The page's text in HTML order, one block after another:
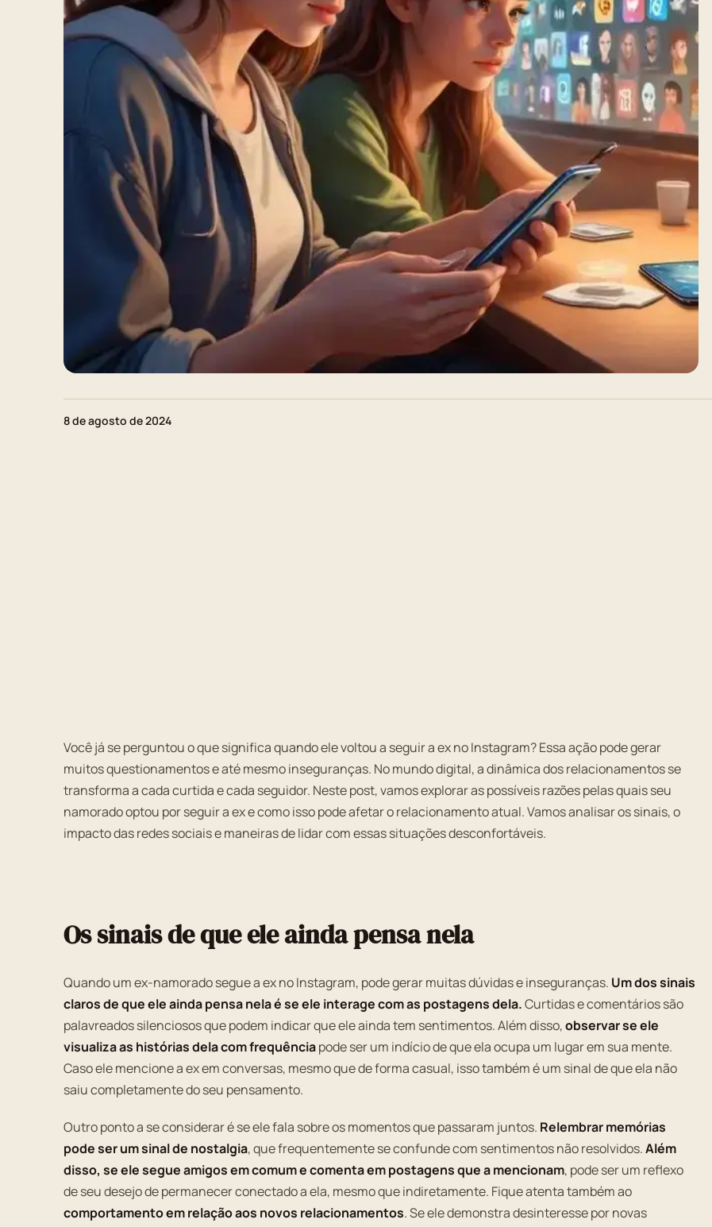
8 de agosto de 2024
Você já se perguntou o que significa quando ele voltou a seguir a ex no Instagram? Essa ação pode gerar
muitos questionamentos e até mesmo inseguranças. No mundo digital, a dinâmica dos relacionamentos se
transforma a cada curtida e cada seguidor. Neste post, vamos explorar as possíveis razões pelas quais seu
namorado optou por seguir a ex e como isso pode afetar o relacionamento atual. Vamos analisar os sinais, o
impacto das redes sociais e maneiras de lidar com essas situações desconfortáveis.
Os sinais de que ele ainda pensa nela
Quando um ex-namorado segue a ex no Instagram, pode gerar muitas dúvidas e inseguranças. Um dos sinais
claros de que ele ainda pensa nela é se ele interage com as postagens dela.Curtidas e comentários são
palavreados silenciosos que podem indicar que ele ainda tem sentimentos. Além disso,observar se ele
visualiza as histórias dela com frequênciapode ser um indício de que ela ocupa um lugar em sua mente.
Caso ele mencione a ex em conversas, mesmo que de forma casual, isso também é um sinal de que ela não
saiu completamente do seu pensamento.
Outro ponto a se considerar é se ele fala sobre os momentos que passaram juntos. Relembrar memórias
pode ser um sinal de nostalgia, que frequentemente se confunde com sentimentos não resolvidos.Além
disso, se ele segue amigos em comum e comenta em postagens que a mencionam, pode ser um reflexo
de seu desejo de permanecer conectado a ela, mesmo que indiretamente. Fique atenta também ao
comportamento em relação aos novos relacionamentos. Se ele demonstra desinteresse por novas